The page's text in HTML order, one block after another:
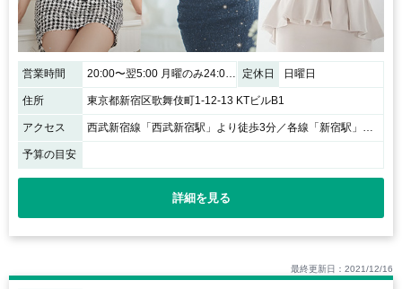
営業時間 20:00〜翌5:00 月曜のみ24:00～翌5:00 定休日 日曜日
住所 東京都新宿区歌舞伎町1-12-13 KTビルB1
アクセス 西武新宿線「西武新宿駅」より徒歩3分／各線「新宿駅」より徒歩5分
予算の目安
詳細を見る
最終更新日：2021/12/16